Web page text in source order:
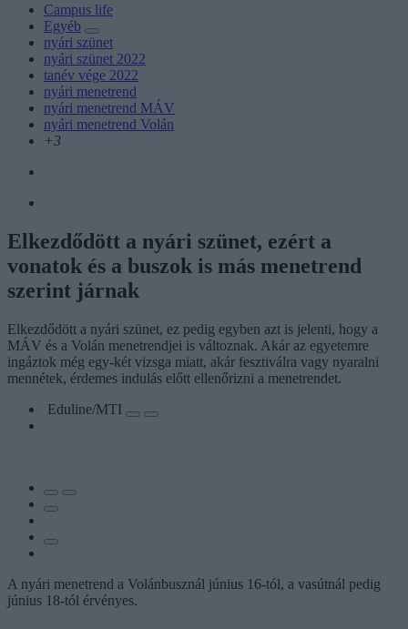
Campus life
Egyéb
nyári szünet
nyári szünet 2022
tanév vége 2022
nyári menetrend
nyári menetrend MÁV
nyári menetrend Volán
+3
Elkezdődött a nyári szünet, ezért a
vonatok és a buszok is más menetrend
szerint járnak
Elkezdődött a nyári szünet, ez pedig egyben azt is jelenti, hogy a
MÁV és a Volán menetrendjei is változnak. Akár az egyetemre
ingáztok még egy-két vizsga miatt, akár fesztiválra vagy nyaralni
mennétek, érdemes indulás előtt ellenőrizni a menetrendet.
Eduline/MTI
A nyári menetrend a Volánbusznál június 16-tól, a vasútnál pedig
június 18-tól érvényes.